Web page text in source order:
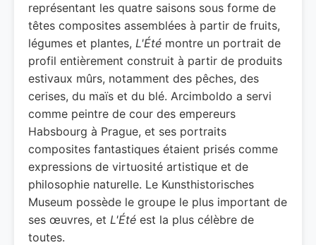
représentant les quatre saisons sous forme de
têtes composites assemblées à partir de fruits,
légumes et plantes, L'Été montre un portrait de
profil entièrement construit à partir de produits
estivaux mûrs, notamment des pêches, des
cerises, du maïs et du blé. Arcimboldo a servi
comme peintre de cour des empereurs
Habsbourg à Prague, et ses portraits
composites fantastiques étaient prisés comme
expressions de virtuosité artistique et de
philosophie naturelle. Le Kunsthistorisches
Museum possède le groupe le plus important de
ses œuvres, et L'Été est la plus célèbre de
toutes.